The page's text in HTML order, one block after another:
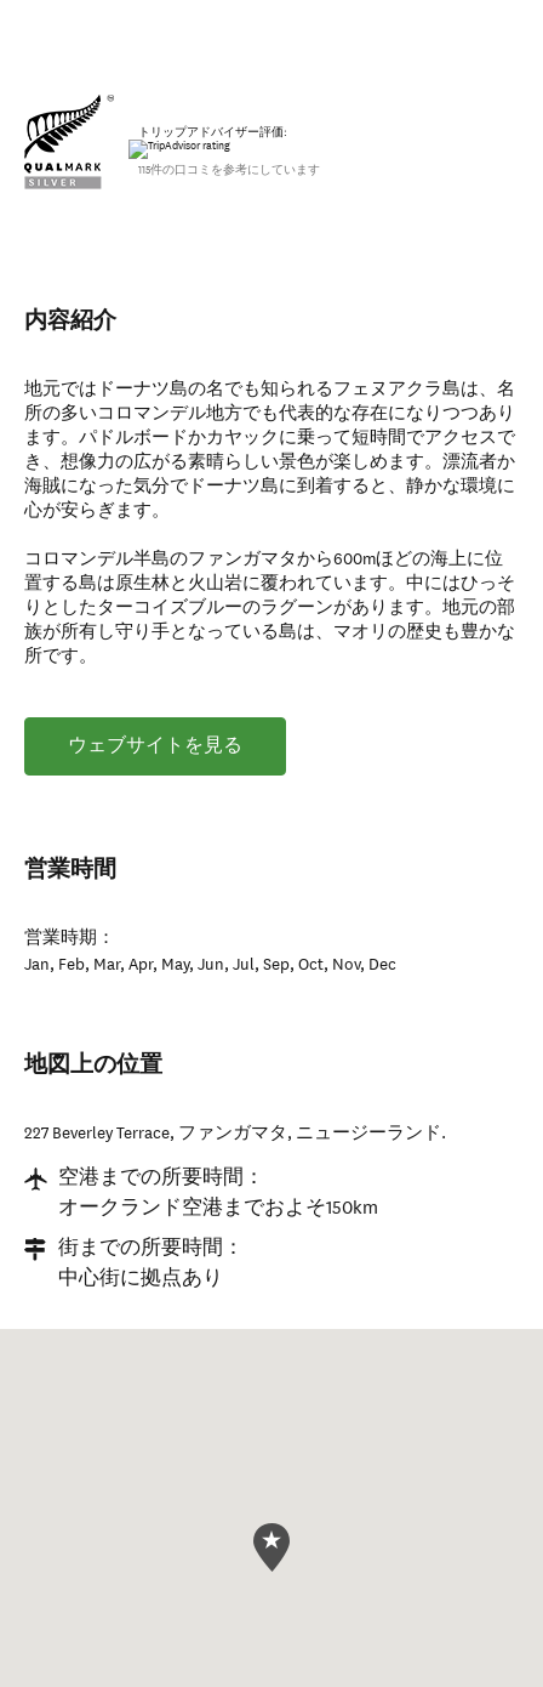
トリップアドバイザー評価:
115件の口コミを参考にしています
内容紹介
地元ではドーナツ島の名でも知られるフェヌアクラ島は、名
所の多いコロマンデル地方でも代表的な存在になりつつあり
ます。パドルボードかカヤックに乗って短時間でアクセスで
き、想像力の広がる素晴らしい景色が楽しめます。漂流者か
海賊になった気分でドーナツ島に到着すると、静かな環境に
心が安らぎます。
コロマンデル半島のファンガマタから600mほどの海上に位
置する島は原生林と火山岩に覆われています。中にはひっそ
りとしたターコイズブルーのラグーンがあります。地元の部
族が所有し守り手となっている島は、マオリの歴史も豊かな
所です。
ウェブサイトを見る
営業時間
営業時期：
Jan, Feb, Mar, Apr, May, Jun, Jul, Sep, Oct, Nov, Dec
地図上の位置
227 Beverley Terrace, ファンガマタ, ニュージーランド.
空港までの所要時間：
オークランド空港までおよそ150km
街までの所要時間：
中心街に拠点あり